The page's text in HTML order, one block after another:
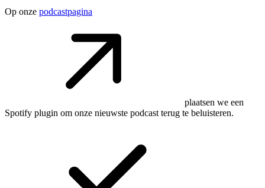
Op onze podcastpagina
plaatsen we een
Spotify plugin om onze nieuwste podcast terug te beluisteren.